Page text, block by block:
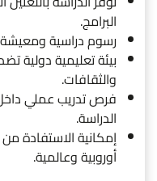
البرامج.
رسوم دراسية ومعيشة
بيئة تعليمية دولية
والثقافات.
فرص تدريب عملي
الدراسة.
إمكانية الاستفادة
أوروبية وعالمية.